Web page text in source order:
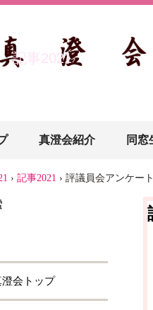
記事2021
真澄会紹介 同窓
› 記事2021 › 評議員会アンケー
澄会トップ